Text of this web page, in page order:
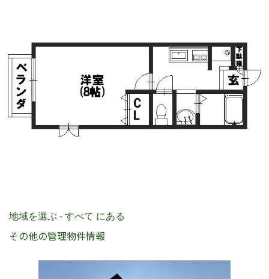
地域を選ぶ - すべて にある
その他の管理物件情報